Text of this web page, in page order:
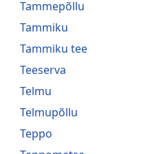
Tammepõllu
Tammiku
Tammiku tee
Teeserva
Telmu
Telmupõllu
Teppo